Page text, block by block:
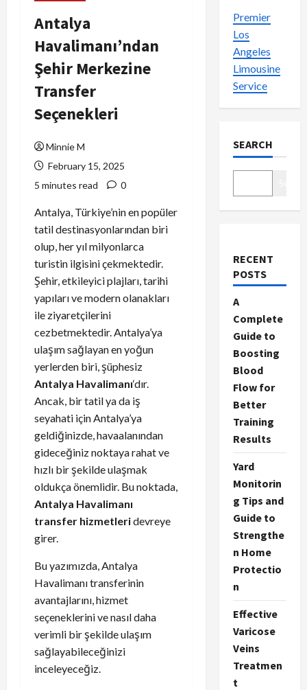
Antalya
Havalimanı’ndan
Şehir Merkezine
Transfer
Seçenekleri
Minnie M
February 15, 2025
5 minutes read
0
Antalya, Türkiye’nin en popüler
tatil destinasyonlarından biri
olup, her yıl milyonlarca
turistin ilgisini çekmektedir.
Şehir, etkileyici plajları, tarihi
yapıları ve modern olanakları
ile ziyaretçilerini
cezbetmektedir. Antalya’ya
ulaşım sağlayan en yoğun
yerlerden biri, şüphesiz
Antalya Havalimanı‘dır.
Ancak, bir tatil ya da iş
seyahati için Antalya’ya
geldiğinizde, havaalanından
gideceğiniz noktaya rahat ve
hızlı bir şekilde ulaşmak
oldukça önemlidir. Bu noktada,
Antalya Havalimanı
transfer hizmetleridevreye
girer.
Bu yazımızda, Antalya
Havalimanı transferinin
avantajlarını, hizmet
seçeneklerini ve nasıl daha
verimli bir şekilde ulaşım
sağlayabileceğinizi
inceleyeceğiz.
Premier
Los
Angeles
Limousine
Service
SEARCH
RECENT
POSTS
A
Complete
Guide to
Boosting
Blood
Flow for
Better
Training
Results
Yard
Monitorin
g Tips and
Guide to
Strengthe
n Home
Protectio
n
Effective
Varicose
Veins
Treatmen
t